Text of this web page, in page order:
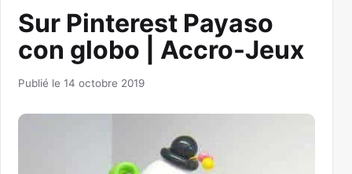
Sur Pinterest Payaso
con globo | Accro-Jeux
Publié le 14 octobre 2019